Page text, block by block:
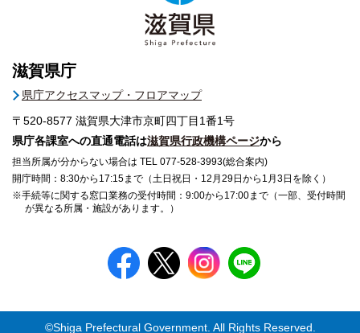
滋賀県庁
県庁アクセスマップ・フロアマップ
〒520-8577 滋賀県大津市京町四丁目1番1号
県庁各課室への直通電話は滋賀県行政機構ページから
担当所属が分からない場合は TEL 077-528-3993(総合案内)
開庁時間：8:30から17:15まで（土日祝日・12月29日から1月3日を除く）
※手続等に関する窓口業務の受付時間：9:00から17:00まで（一部、受付時間
が異なる所属・施設があります。）
©Shiga Prefectural Government. All Rights Reserved.